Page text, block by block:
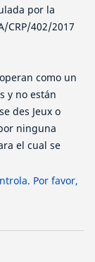
por la
CRP/402/2017
como un
y no están
des Jeux o
ninguna
el cual se
Por favor,